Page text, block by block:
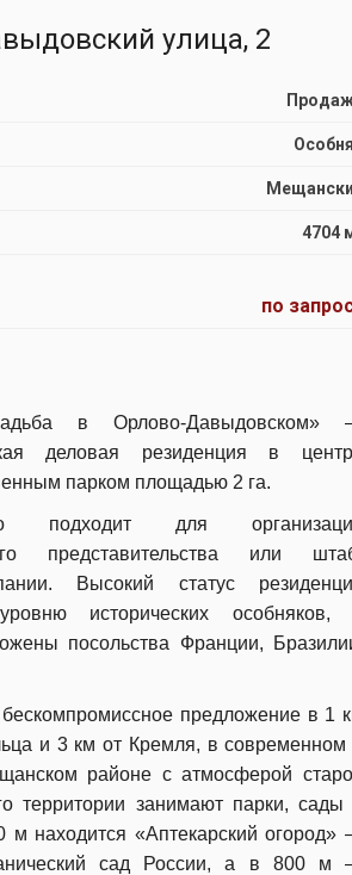
улица, 2
4704
по
в Орлово-Давыдовском»
деловая резиденция в
парком площадью 2 га.
подходит для
представительства или
Высокий статус
уровню исторических особняков,
посольства Франции,
предложение в 1
и 3 км от Кремля, в современном
районе с атмосферой
территории занимают парки, сады
м находится «Аптекарский огород»
сад России, а в 800 м